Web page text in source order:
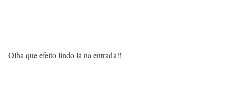
Olha que efeito lindo lá na entrada!!